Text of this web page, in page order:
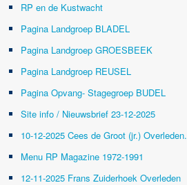
RP en de Kustwacht
Pagina Landgroep BLADEL
Pagina Landgroep GROESBEEK
Pagina Landgroep REUSEL
Pagina Opvang- Stagegroep BUDEL
Site info / Nieuwsbrief 23-12-2025
10-12-2025 Cees de Groot (jr.) Overleden.
Menu RP Magazine 1972-1991
12-11-2025 Frans Zuiderhoek Overleden